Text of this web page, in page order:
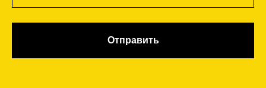
Отправить